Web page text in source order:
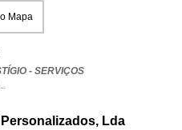
Mapa
- SERVIÇOS
...
Lda